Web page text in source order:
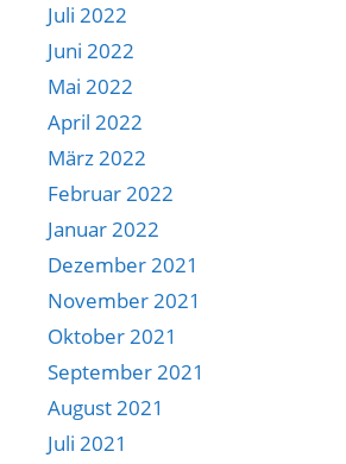
Juli 2022
Juni 2022
Mai 2022
April 2022
März 2022
Februar 2022
Januar 2022
Dezember 2021
November 2021
Oktober 2021
September 2021
August 2021
Juli 2021